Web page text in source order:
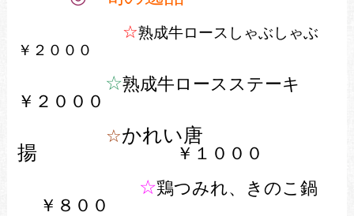
☆熟成牛ロースしゃぶしゃぶ
￥２０００
☆熟成牛ロースステーキ
￥２０００
☆かれい唐
揚 ￥１０００
☆鶏つみれ、きのこ鍋
￥８０ ０